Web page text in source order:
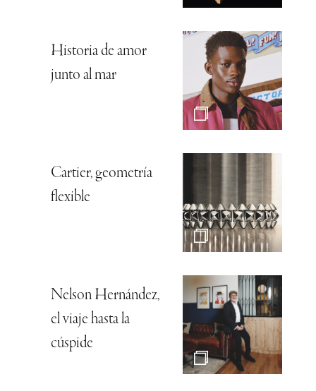
Historia de amor
junto al mar
Cartier, geometría
flexible
Nelson Hernández,
el viaje hasta la
cúspide